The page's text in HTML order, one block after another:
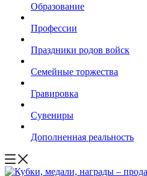
Образование
Профессии
Праздники родов войск
Семейные торжества
Гравировка
Сувениры
Дополненная реальность